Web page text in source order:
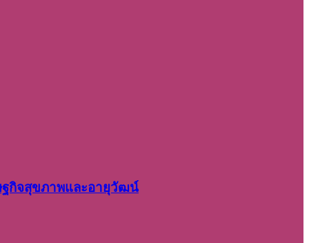
ฐกิจสุขภาพและอายุวัฒน์